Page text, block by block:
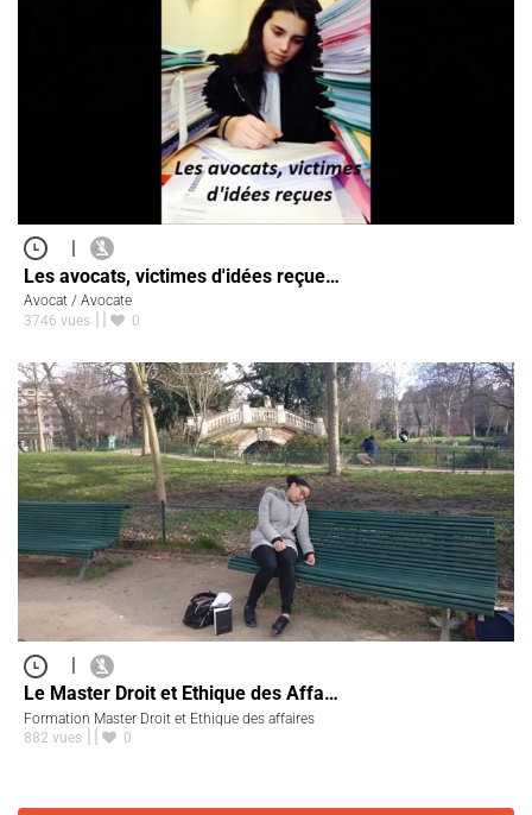
|
Les avocats, victimes d'idées reçue…
Avocat / Avocate
3746 vues
0
|
Le Master Droit et Ethique des Affa…
Formation Master Droit et Ethique des affaires
882 vues
0